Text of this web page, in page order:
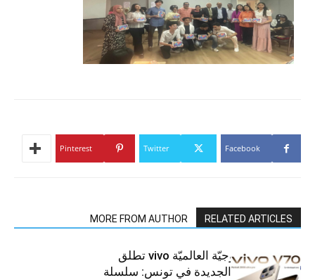
Facebook
Twitter
Pinterest
RELATED ARTICLES
MORE FROM AUTHOR
العلامة التّكنولوجيّة العالميّة vivo تطلق
هواتفها الذكيّة الجديدة في تونس: سلسلة